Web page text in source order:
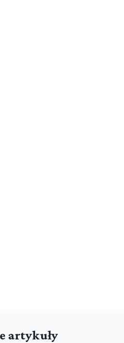
artykuły